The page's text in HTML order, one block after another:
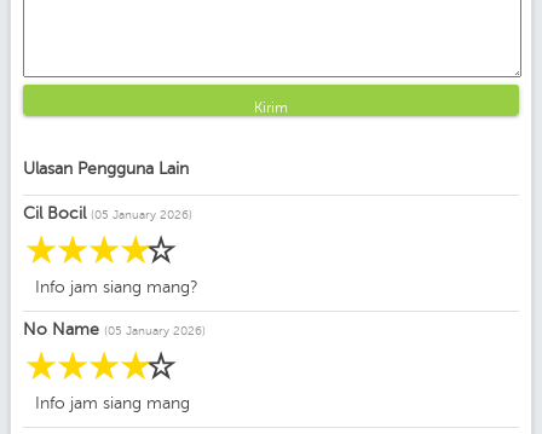
Kirim
Ulasan Pengguna Lain
Cil Bocil (05 January 2026)
☆
☆
☆
☆
☆
Info jam siang mang?
No Name (05 January 2026)
☆
☆
☆
☆
☆
Info jam siang mang